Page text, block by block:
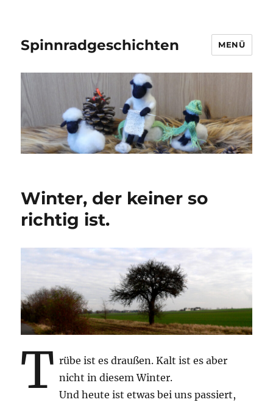
Spinnradgeschichten MENÜ
Winter, der keiner so
richtig ist.
T rübe ist es draußen. Kalt ist es aber
nicht in diesem Winter.
Und heute ist etwas bei uns passiert,